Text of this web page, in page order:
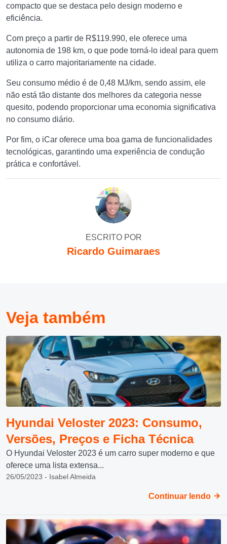
compacto que se destaca pelo design moderno e
eficiência.
Com preço a partir de R$119.990, ele oferece uma
autonomia de 198 km, o que pode torná-lo ideal para quem
utiliza o carro majoritariamente na cidade.
Seu consumo médio é de 0,48 MJ/km, sendo assim, ele
não está tão distante dos melhores da categoria nesse
quesito, podendo proporcionar uma economia significativa
no consumo diário.
Por fim, o iCar oferece uma boa gama de funcionalidades
tecnológicas, garantindo uma experiência de condução
prática e confortável.
ESCRITO POR
Ricardo Guimaraes
Veja também
Hyundai Veloster 2023: Consumo,
Versões, Preços e Ficha Técnica
O Hyundai Veloster 2023 é um carro super moderno e que
oferece uma lista extensa...
26/05/2023 - Isabel Almeida
Continuar lendo